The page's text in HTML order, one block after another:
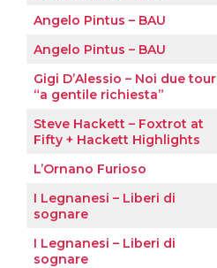
Angelo Pintus – BAU
Angelo Pintus – BAU
Gigi D’Alessio – Noi due tour
“a gentile richiesta”
Steve Hackett – Foxtrot at
Fifty + Hackett Highlights
L’Ornano Furioso
I Legnanesi – Liberi di
sognare
I Legnanesi – Liberi di
sognare